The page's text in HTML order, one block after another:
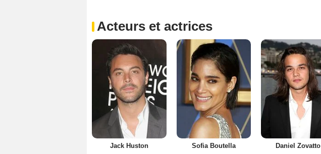
Acteurs et actrices
Jack Huston Sofia Boutella Daniel Zovatto